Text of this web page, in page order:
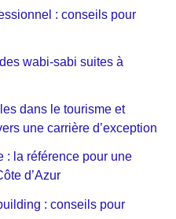
: conseils pour
wabi-sabi suites à
dans le tourisme et
une carrière d’exception
: la référence pour une
d’Azur
: conseils pour